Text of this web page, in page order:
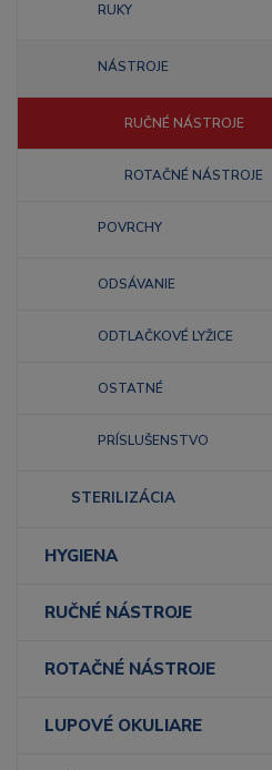
RUKY
NÁSTROJE
RUČNÉ NÁSTROJE
ROTAČNÉ NÁSTROJE
POVRCHY
ODSÁVANIE
ODTLAČKOVÉ LYŽICE
OSTATNÉ
PRÍSLUŠENSTVO
STERILIZÁCIA
HYGIENA
RUČNÉ NÁSTROJE
ROTAČNÉ NÁSTROJE
LUPOVÉ OKULIARE